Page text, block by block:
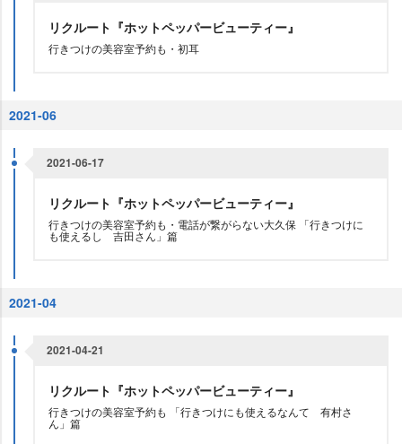
リクルート『ホットペッパービューティー』
行きつけの美容室予約も・初耳
2021-06
2021-06-17
リクルート『ホットペッパービューティー』
行きつけの美容室予約も・電話が繋がらない大久保 「行きつけに
も使えるし 吉田さん」篇
2021-04
2021-04-21
リクルート『ホットペッパービューティー』
行きつけの美容室予約も 「行きつけにも使えるなんて 有村さ
ん」篇